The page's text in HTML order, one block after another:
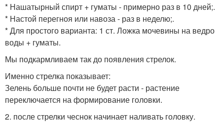
* Нашатырный спирт + гуматы - примерно раз в 10 дней;.
* Настой перегноя или навоза - раз в неделю;.
* Для простого варианта: 1 ст. Ложка мочевины на ведро
воды + гуматы.
Мы подкармливаем так до появления стрелок.
Именно стрелка показывает:
Зелень больше почти не будет расти - растение
переключается на формирование головки.
2. после стрелки чеснок начинает наливать головку.